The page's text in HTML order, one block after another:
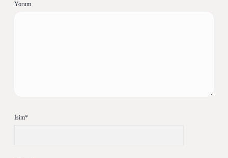
Yorum
İsim*